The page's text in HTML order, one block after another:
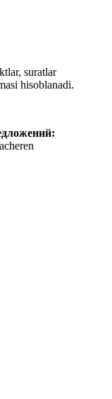
suratlar
hisoblanadi.